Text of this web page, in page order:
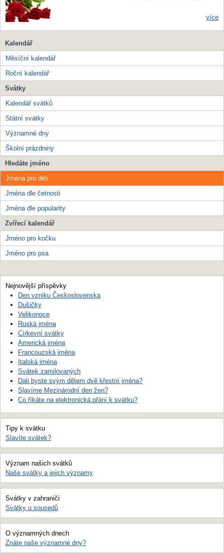
více
Kalendář
Měsíční kalendář
Roční kalendář
Svátky
Kalendář svátků
Státní svátky
Významné dny
Školní prázdniny
Hledáte jméno
Jména pro děti
Jména dle četnosti
Jména dle popularity
Zvířecí kalendář
Jméno pro kočku
Jméno pro psa
Nejnovější příspěvky
Den vzniku Československa
Dušičky
Velikonoce
Ruská jména
Církevní svátky
Americká jména
Francouzská jména
Italská jména
Svátek zamilovaných
Dali byste svým dětem dvě křestní jména?
Slavíme Mezinárodní den žen?
Co říkáte na elektronická přání k svátku?
Tipy k svátku
Slavíte svátek?
Význam našich svátků
Naše svátky a jejich významy
Svátky v zahraničí
Svátky u sousedů
O významných dnech
Znáte naše významné dny?